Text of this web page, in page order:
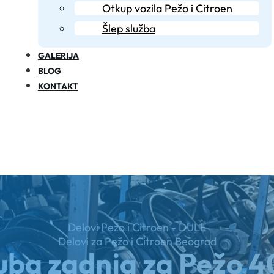
Otkup vozila Pežo i Citroen
Šlep služba
GALERIJA
BLOG
KONTAKT
zadnja za Pežo
Delovi Pežo i Citroen - DULE
Delovi za Pežo i Citroen Beograd